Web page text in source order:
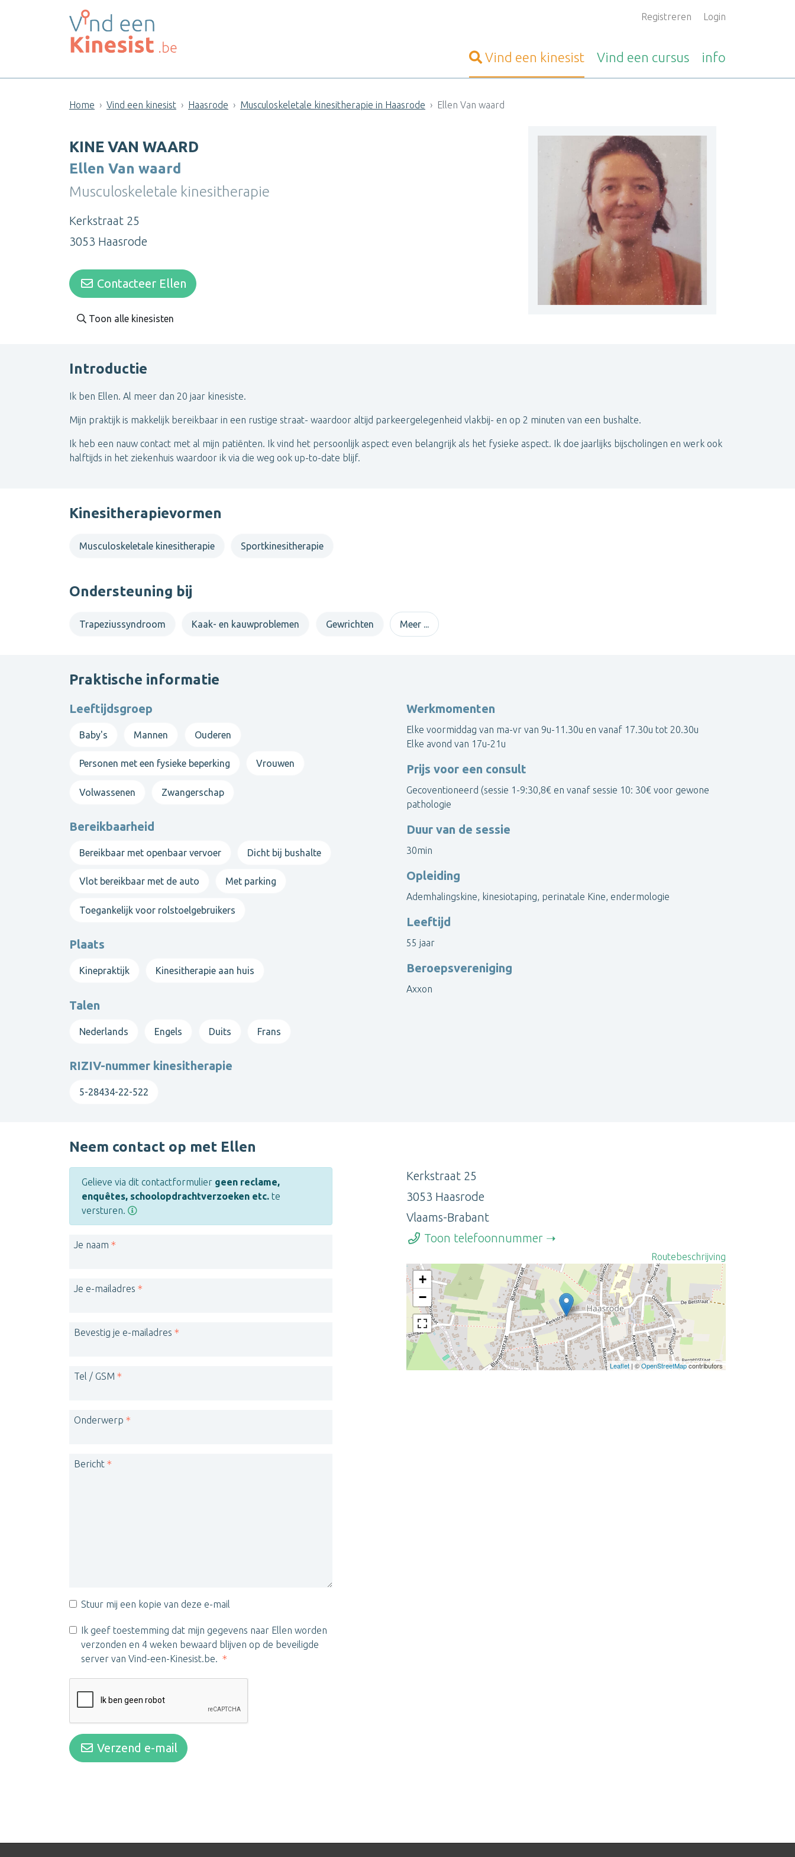
Registreren Login
Vind een kinesist Vind een cursus info
Home Vind een kinesist Haasrode Musculoskeletale kinesitherapie in Haasrode Ellen Van waard
KINE VAN WAARD
Ellen Van waard
Musculoskeletale kinesitherapie
Kerkstraat 25
3053 Haasrode
Contacteer Ellen
Toon alle kinesisten
Introductie
Ik ben Ellen. Al meer dan 20 jaar kinesiste.
Mijn praktijk is makkelijk bereikbaar in een rustige straat- waardoor altijd parkeergelegenheid vlakbij- en op 2 minuten van een bushalte.
Ik heb een nauw contact met al mijn patiënten. Ik vind het persoonlijk aspect even belangrijk als het fysieke aspect. Ik doe jaarlijks bijscholingen en werk ook
halftijds in het ziekenhuis waardoor ik via die weg ook up-to-date blijf.
Kinesitherapievormen
Musculoskeletale kinesitherapie Sportkinesitherapie
Ondersteuning bij
Trapeziussyndroom Kaak- en kauwproblemen Gewrichten Meer ...
Praktische informatie
Leeftijdsgroep
Baby's Mannen Ouderen
Personen met een fysieke beperking Vrouwen
Volwassenen Zwangerschap
Bereikbaarheid
Bereikbaar met openbaar vervoer Dicht bij bushalte
Vlot bereikbaar met de auto Met parking
Toegankelijk voor rolstoelgebruikers
Plaats
Kinepraktijk Kinesitherapie aan huis
Talen
Nederlands Engels Duits Frans
RIZIV-nummer kinesitherapie
5-28434-22-522
Werkmomenten
Elke voormiddag van ma-vr van 9u-11.30u en vanaf 17.30u tot 20.30u
Elke avond van 17u-21u
Prijs voor een consult
Gecoventioneerd (sessie 1-9:30,8€ en vanaf sessie 10: 30€ voor gewone
pathologie
Duur van de sessie
30min
Opleiding
Ademhalingskine, kinesiotaping, perinatale Kine, endermologie
Leeftijd
55 jaar
Beroepsvereniging
Axxon
Neem contact op met Ellen
Gelieve via dit contactformulier geen reclame,
enquêtes, schoolopdrachtverzoeken etc. te
versturen.
Je naam
Je e-mailadres
Bevestig je e-mailadres
Tel / GSM
Onderwerp
Bericht
Stuur mij een kopie van deze e-mail
Ik geef toestemming dat mijn gegevens naar Ellen worden
verzonden en 4 weken bewaard blijven op de beveiligde
server van Vind-een-Kinesist.be.
Verzend e-mail
Kerkstraat 25
3053 Haasrode
Vlaams-Brabant
Toon telefoonnummer
Routebeschrijving
+
−
Leaflet | ©OpenStreetMapcontributors